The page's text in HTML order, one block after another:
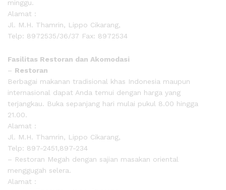
minggu.
Alamat :
Jl. M.H. Thamrin, Lippo Cikarang,
Telp: 8972535/36/37 Fax: 8972534
Fasilitas Restoran dan Akomodasi
– Restoran
Berbagai makanan tradisional khas Indonesia maupun
internasional dapat Anda temui dengan harga yang
terjangkau. Buka sepanjang hari mulai pukul 8.00 hingga
21.00.
Alamat :
Jl. M.H. Thamrin, Lippo Cikarang,
Telp: 897-2451,897-234
– Restoran Megah dengan sajian masakan oriental
menggugah selera.
Alamat :